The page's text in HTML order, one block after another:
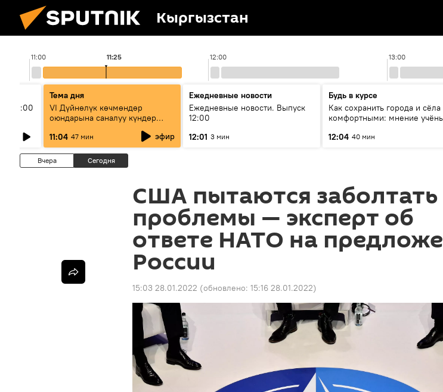
Кыргызстан
11:00 12:00 13:00
11:25
11:00
Тема дня
VI Дүйнөлүк көчмөндөр
оюндарына саналуу күндөр
калды: даярдык иштери кайсы
этапка жетти?
11:04 47 мин эфир
Ежедневные новости
Ежедневные новости. Выпуск
12:00
12:01 3 мин
Будь в курсе
Как сохранить города и сёла
комфортными: мнение
12:04 40 мин
Вчера Сегодня
США пытаются заболтать
проблемы — эксперт об
ответе НАТО на
России
15:03 28.01.2022 (обновлено: 15:16 28.01.2022)